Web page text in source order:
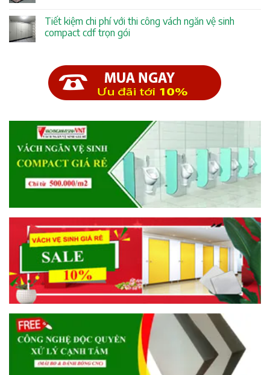
Tiết kiệm chi phí với thi công vách ngăn vệ sinh
compact cdf trọn gói